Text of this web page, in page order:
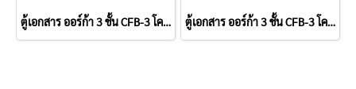
ตู้เอกสาร ออร์ก้า 3 ชั้น CFB-3 โครงขาวลิ้นชมพู ตู้เอกสาร ออร์ก้า 3 ชั้น CFB-3 โครงขาวลิ้นฟ้า